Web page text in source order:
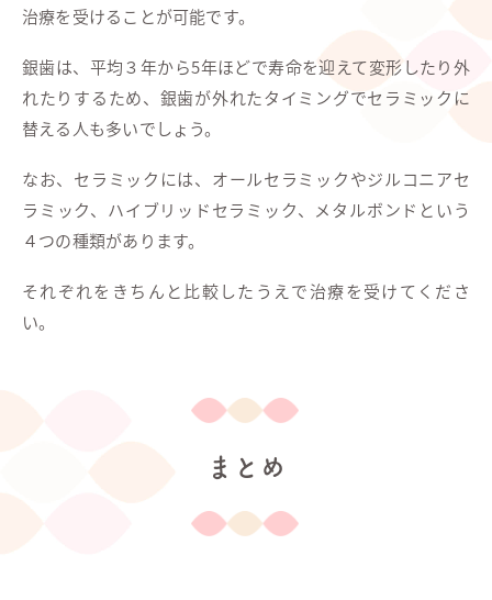
治療を受けることが可能です。
銀歯は、平均３年から5年ほどで寿命を迎えて変形したり外
れたりするため、銀歯が外れたタイミングでセラミックに
替える人も多いでしょう。
なお、セラミックには、オールセラミックやジルコニアセ
ラミック、ハイブリッドセラミック、メタルボンドという
４つの種類があります。
それぞれをきちんと比較したうえで治療を受けてくださ
い。
まとめ